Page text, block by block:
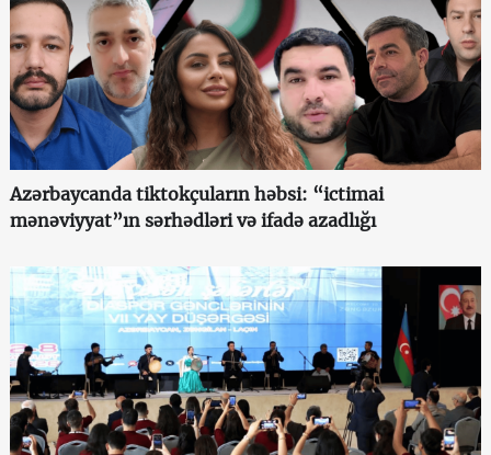
Azərbaycanda tiktokçuların həbsi: “ictimai
mənəviyyat”ın sərhədləri və ifadə azadlığı